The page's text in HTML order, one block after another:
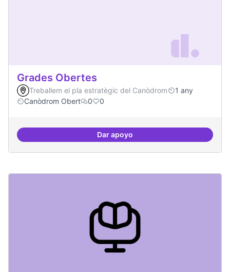
Grades Obertes
Treballem el pla estratègic del Canòdrom
1 any
Canòdrom Obert
0 0
Dar apoyoGrades Obertes